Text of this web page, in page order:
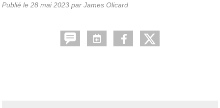
Publié le 28 mai 2023 par James Olicard